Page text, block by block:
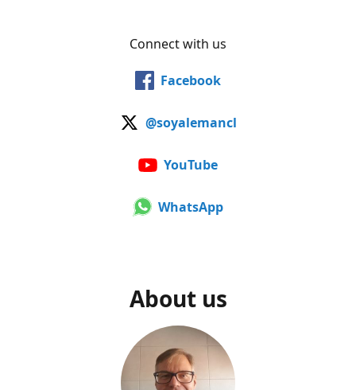
Connect with us
Facebook
@soyalemancl
YouTube
WhatsApp
About us